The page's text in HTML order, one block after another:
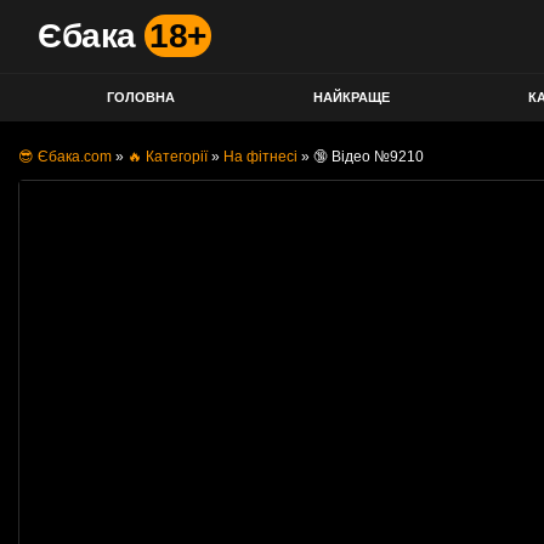
Єбака 18+
ГОЛОВНА НАЙКРАЩЕ
😎 Єбака.com » 🔥 Категорії» На фітнесі » 🔞 Відео №9210